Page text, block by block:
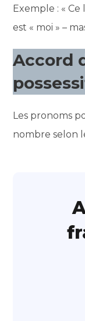
Exemple : « Ce
est « moi » –
Accord
Les pronoms
nombre selon